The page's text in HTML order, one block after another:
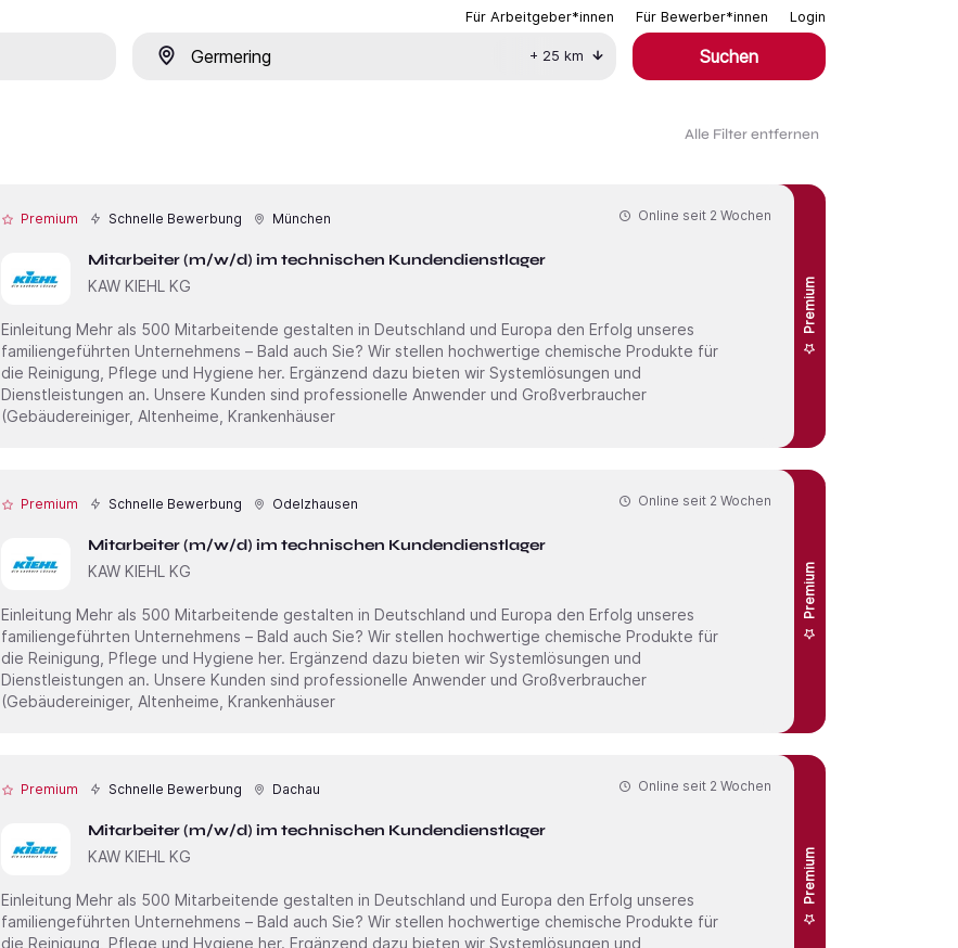
Für Arbeitgeber*innen Für Bewerber*innen Login
+ 25 km Suchen
Premium Schnelle Bewerbung München
Mitarbeiter (m/w/d) im technischen Kundendienstlager
KAW KIEHL KG
Premium
Online seit 2 Wochen
Einleitung Mehr als 500 Mitarbeitende gestalten in Deutschland und Europa den Erfolg unseres
familiengeführten Unternehmens – Bald auch Sie? Wir stellen hochwertige chemische Produkte für
die Reinigung, Pflege und Hygiene her. Ergänzend dazu bieten wir Systemlösungen und
Dienstleistungen an. Unsere Kunden sind professionelle Anwender und Großverbraucher
(Gebäudereiniger, Altenheime, Krankenhäuser
Premium Schnelle Bewerbung Odelzhausen
Mitarbeiter (m/w/d) im technischen Kundendienstlager
KAW KIEHL KG
Premium
Online seit 2 Wochen
Einleitung Mehr als 500 Mitarbeitende gestalten in Deutschland und Europa den Erfolg unseres
familiengeführten Unternehmens – Bald auch Sie? Wir stellen hochwertige chemische Produkte für
die Reinigung, Pflege und Hygiene her. Ergänzend dazu bieten wir Systemlösungen und
Dienstleistungen an. Unsere Kunden sind professionelle Anwender und Großverbraucher
(Gebäudereiniger, Altenheime, Krankenhäuser
Premium Schnelle Bewerbung Dachau
Mitarbeiter (m/w/d) im technischen Kundendienstlager
KAW KIEHL KG
Premium
Online seit 2 Wochen
Einleitung Mehr als 500 Mitarbeitende gestalten in Deutschland und Europa den Erfolg unseres
familiengeführten Unternehmens – Bald auch Sie? Wir stellen hochwertige chemische Produkte für
die Reinigung, Pflege und Hygiene her. Ergänzend dazu bieten wir Systemlösungen und
Alle Filter entfernen